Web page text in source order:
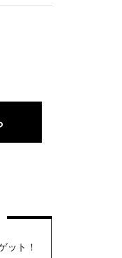
ット！